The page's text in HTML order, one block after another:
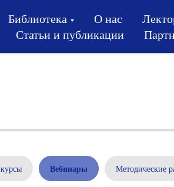
Библиотека О нас
Статьи и публикации
Вебинары Методические